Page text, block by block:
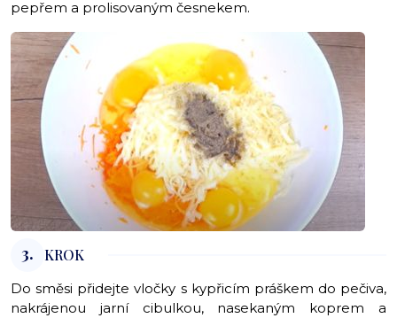
pepřem a prolisovaným česnekem.
3. KROK
Do směsi přidejte vločky s kypřicím práškem do pečiva,
nakrájenou jarní cibulkou, nasekaným koprem a